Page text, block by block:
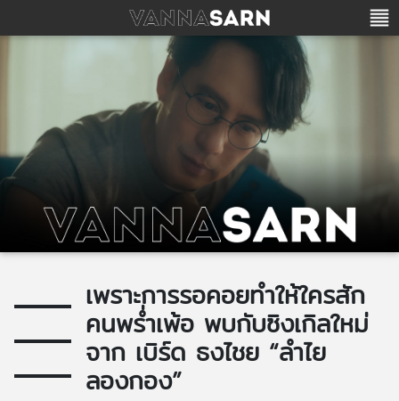
เพราะการรอคอยทำให้ใครสัก
คนพร่ำเพ้อ พบกับซิงเกิลใหม่
จาก เบิร์ด ธงไชย “ลำไย
ลองกอง”